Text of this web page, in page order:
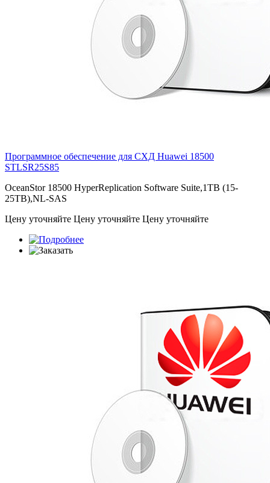
Программное обеспечение для СХД Huawei 18500
STLSR25S85
OceanStor 18500 HyperReplication Software Suite,1TB (15-
25TB),NL-SAS
Цену уточняйте Цену уточняйте Цену уточняйте